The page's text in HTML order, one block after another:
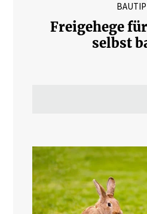
Freigehege
selbst